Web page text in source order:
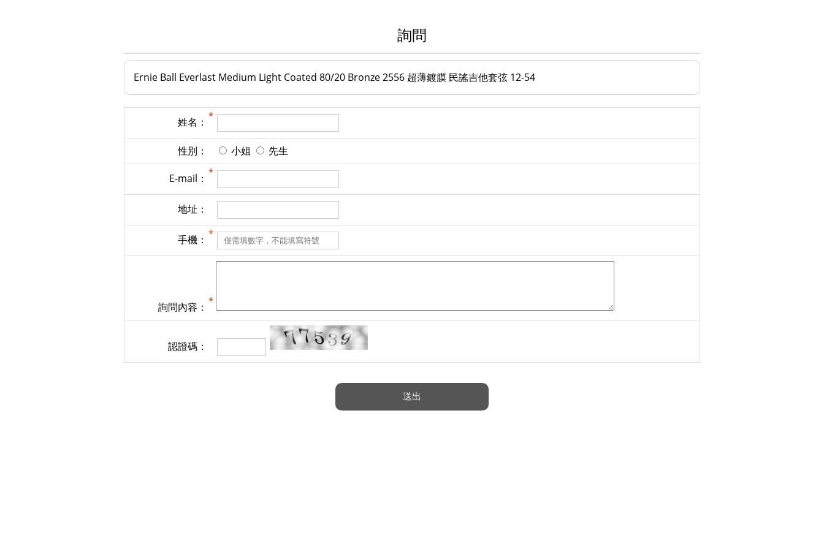
詢問
Ernie Ball Everlast Medium Light Coated 80/20 Bronze 2556 超薄鍍膜 民謠吉他套弦 12-54
姓名：
性別： 小姐 先生
E-mail：
地址：
手機：
詢問內容：
認證碼：